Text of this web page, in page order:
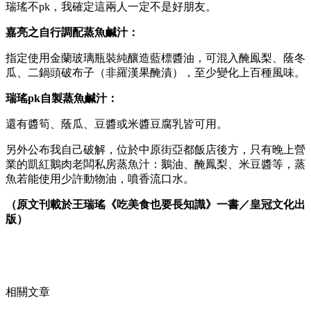
瑞瑤不pk，我確定這兩人一定不是好朋友。
嘉亮之自行調配蒸魚鹹汁：
指定使用金蘭玻璃瓶裝純釀造藍標醬油，可混入醃鳯梨、蔭冬
瓜、二鍋頭破布子（非羅漢果醃漬），至少變化上百種風味。
瑞瑤pk自製蒸魚鹹汁：
還有醬筍、蔭瓜、豆醬或米醬豆腐乳皆可用。
另外公布我自己破解，位於中原街亞都飯店後方，只有晚上營
業的凱紅鵝肉老闆私房蒸魚汁：鵝油、醃鳳梨、米豆醬等，蒸
魚若能使用少許動物油，噴香流口水。
（原文刊載於王瑞瑤《吃美食也要長知識》一書／皇冠文化出
版）
相關文章